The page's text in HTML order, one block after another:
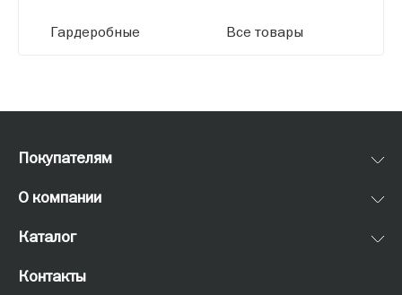
Гардеробные Все товары
Покупателям
О компании
Каталог
Контакты